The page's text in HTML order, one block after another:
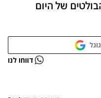
של היום
דווחו לנו